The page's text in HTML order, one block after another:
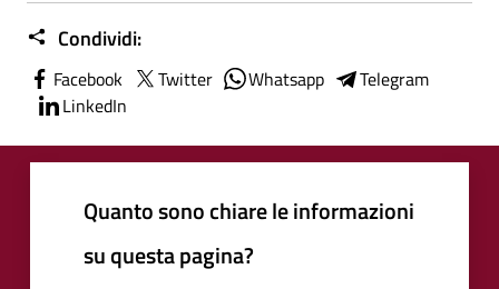
Condividi:
Facebook Twitter Whatsapp
Telegram
LinkedIn
Quanto sono chiare le informazioni
su questa pagina?